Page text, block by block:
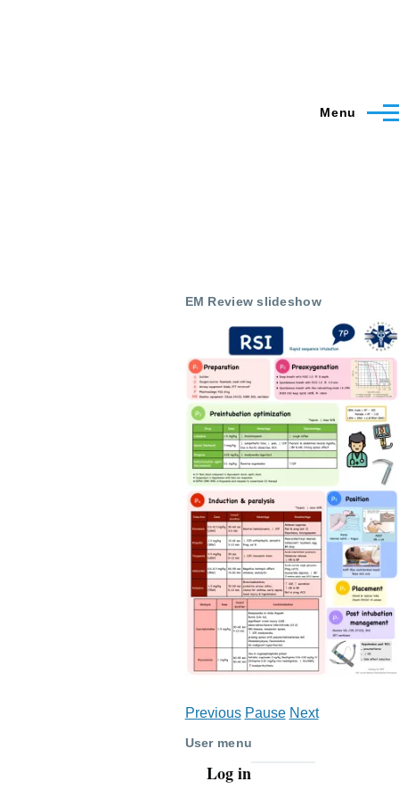
Menu
EM Review slideshow
Previous Pause Next
User menu
Log in